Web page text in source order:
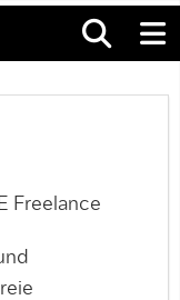
Freelance